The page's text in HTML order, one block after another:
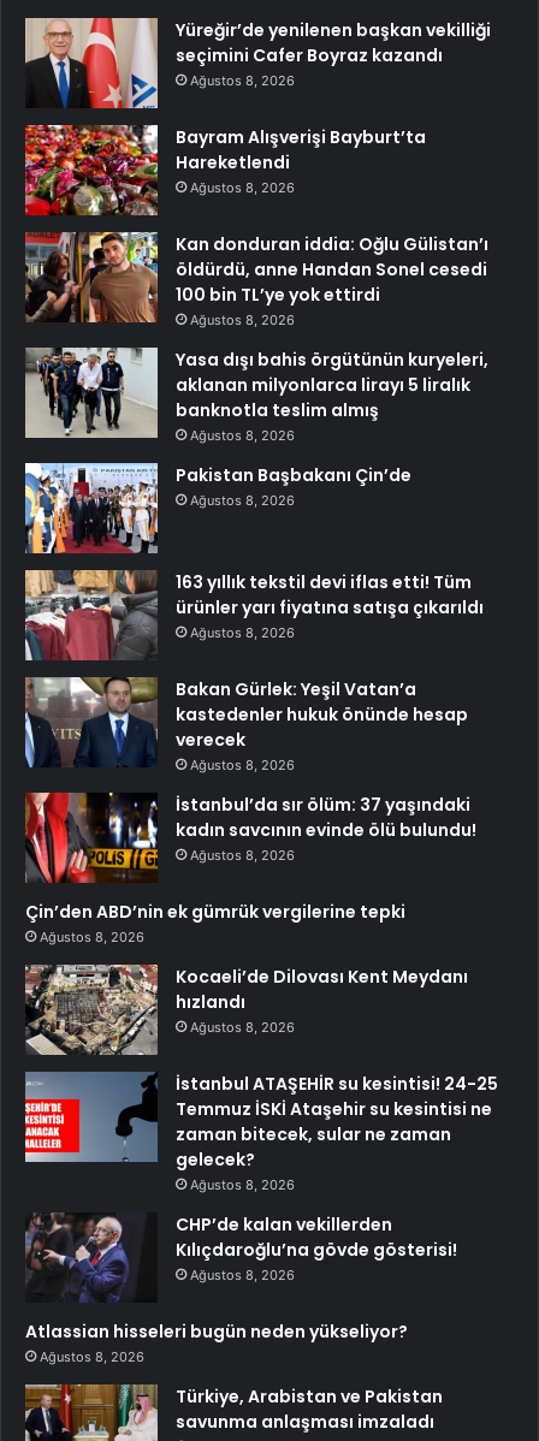
Yüreğir’de yenilenen başkan vekilliği
seçimini Cafer Boyraz kazandı
Ağustos 8, 2026
Bayram Alışverişi Bayburt’ta
Hareketlendi
Ağustos 8, 2026
Kan donduran iddia: Oğlu Gülistan’ı
öldürdü, anne Handan Sonel cesedi
100 bin TL’ye yok ettirdi
Ağustos 8, 2026
Yasa dışı bahis örgütünün kuryeleri,
aklanan milyonlarca lirayı 5 liralık
banknotla teslim almış
Ağustos 8, 2026
Pakistan Başbakanı Çin’de
Ağustos 8, 2026
163 yıllık tekstil devi iflas etti! Tüm
ürünler yarı fiyatına satışa çıkarıldı
Ağustos 8, 2026
Bakan Gürlek: Yeşil Vatan’a
kastedenler hukuk önünde hesap
verecek
Ağustos 8, 2026
İstanbul’da sır ölüm: 37 yaşındaki
kadın savcının evinde ölü bulundu!
Ağustos 8, 2026
Çin’den ABD’nin ek gümrük vergilerine tepki
Ağustos 8, 2026
Kocaeli’de Dilovası Kent Meydanı
hızlandı
Ağustos 8, 2026
İstanbul ATAŞEHİR su kesintisi! 24-25
Temmuz İSKİ Ataşehir su kesintisi ne
zaman bitecek, sular ne zaman
gelecek?
Ağustos 8, 2026
CHP’de kalan vekillerden
Kılıçdaroğlu’na gövde gösterisi!
Ağustos 8, 2026
Atlassian hisseleri bugün neden yükseliyor?
Ağustos 8, 2026
Türkiye, Arabistan ve Pakistan
savunma anlaşması imzaladı